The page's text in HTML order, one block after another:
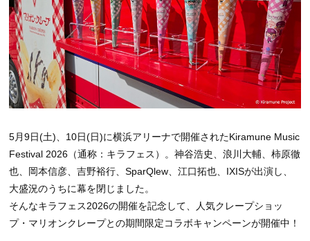
5月9日(土)、10日(日)に横浜アリーナで開催されたKiramune Music
Festival 2026（通称：キラフェス）。神谷浩史、浪川大輔、柿原徹
也、岡本信彦、吉野裕行、SparQlew、江口拓也、IXISが出演し、
大盛況のうちに幕を閉じました。
そんなキラフェス2026の開催を記念して、人気クレープショッ
プ・マリオンクレープとの期間限定コラボキャンペーンが開催中！